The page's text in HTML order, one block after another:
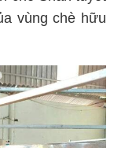
vùng chè hữu